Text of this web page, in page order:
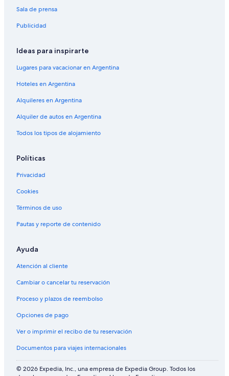
Sala de prensa
Publicidad
Ideas para inspirarte
Lugares para vacacionar en Argentina
Hoteles en Argentina
Alquileres en Argentina
Alquiler de autos en Argentina
Todos los tipos de alojamiento
Políticas
Privacidad
Cookies
Términos de uso
Pautas y reporte de contenido
Ayuda
Atención al cliente
Cambiar o cancelar tu reservación
Proceso y plazos de reembolso
Opciones de pago
Ver o imprimir el recibo de tu reservación
Documentos para viajes internacionales
© 2026 Expedia, Inc., una empresa de Expedia Group. Todos los